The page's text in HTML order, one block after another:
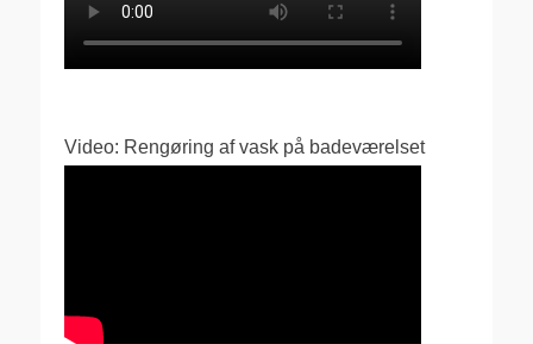
Video: Rengøring af vask på badeværelset